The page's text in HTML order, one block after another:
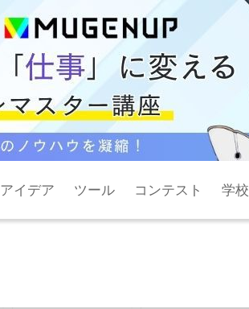
アイデア ツール コンテスト 学校